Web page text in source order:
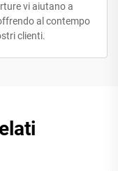
vi aiutano a
al contempo
clienti.